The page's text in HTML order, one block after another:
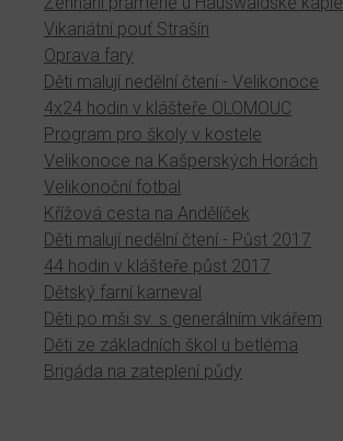
Vikariátní pouť Strašín
Oprava fary
Děti malují nedělní čtení - Velikonoce
4x24 hodin v klášteře OLOMOUC
Program pro školy v kostele
Velikonoce na Kašperských Horách
Velikonoční fotbal
Křížová cesta na Andělíček
Děti malují nedělní čtení - Půst 2017
44 hodin v klášteře půst 2017
Dětský farní karneval
Děti po mši sv. s generálním vikářem
Děti ze základních škol u betléma
Brigáda na zateplení půdy